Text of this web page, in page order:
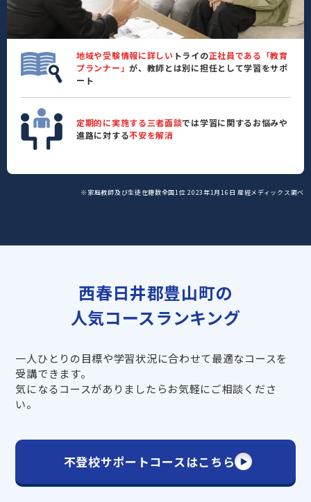
地域や受験情報に詳しい トライの正社員である「教育
プランナー」が、教師とは別に担任として学習をサポ
ート
定期的に実施する三者面談では学習に関するお悩みや
進路に対する不安を解消
※家庭教師及び生徒在籍数全国1位 2023年1月16日 産經メディックス調べ
西春日井郡豊山町の
人気コースランキング
一人ひとりの目標や学習状況に合わせて最適なコースを
受講できます。
気になるコースがありましたらお気軽にご相談くださ
い。
不登校サポートコースはこちら